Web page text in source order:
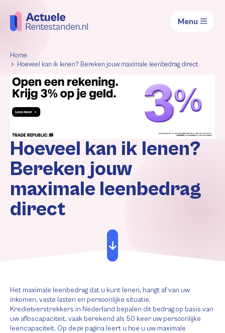
Menu
Home
Hoeveel kan ik lenen? Bereken jouw maximale leenbedrag direct
Hoeveel kan ik lenen?
Bereken jouw
maximale leenbedrag
direct
Het maximale leenbedrag dat u kunt lenen, hangt af van uw
inkomen, vaste lasten en persoonlijke situatie.
Kredietverstrekkers in Nederland bepalen dit bedrag op basis van
uw afloscapaciteit, vaak berekend als 50 keer uw persoonlijke
leencapaciteit. Op deze pagina leert u hoe u uw maximale